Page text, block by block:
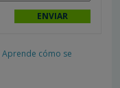
Aprende cómo se